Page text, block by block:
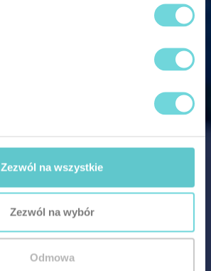
Zezwól na wszystkie
Zezwól na wybór
Odmowa